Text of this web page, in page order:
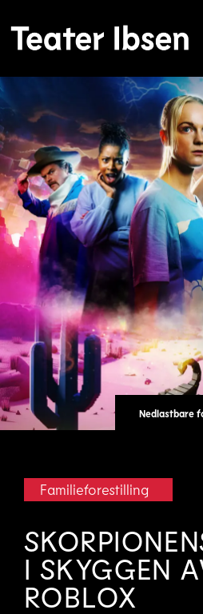
Nedlastbare
Familieforestilling
I SKYGGEN
ROBLOX